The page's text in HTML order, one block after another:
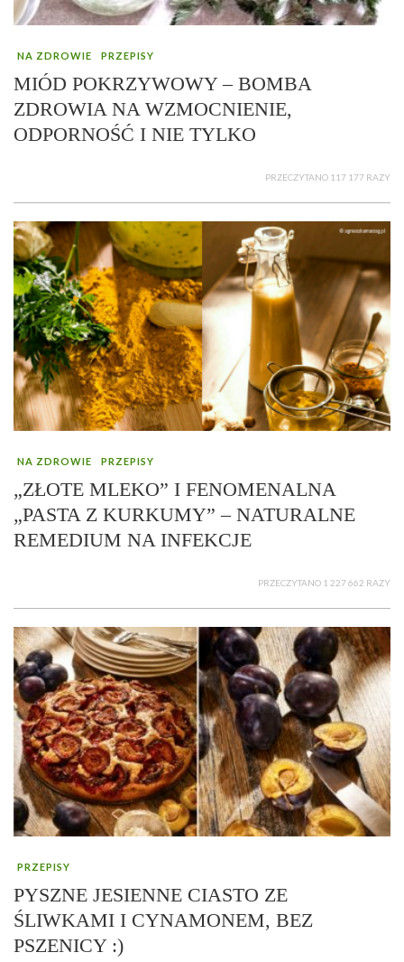
NA ZDROWIE PRZEPISY
MIÓD POKRZYWOWY – BOMBA
ZDROWIA NA WZMOCNIENIE,
ODPORNOŚĆ I NIE TYLKO
PRZECZYTANO 117 177 RAZY
NA ZDROWIE PRZEPISY
„ZŁOTE MLEKO” I FENOMENALNA
„PASTA Z KURKUMY” – NATURALNE
REMEDIUM NA INFEKCJE
PRZECZYTANO 1 227 662 RAZY
PRZEPISY
PYSZNE JESIENNE CIASTO ZE
ŚLIWKAMI I CYNAMONEM, BEZ
PSZENICY :)